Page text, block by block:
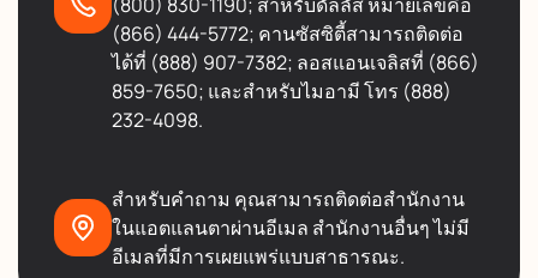
(866) 444-5772; คานซัสซิตี้สามารถติดต่อ
ได้ที่ (888) 907-7382; ลอสแอนเจลิสที่ (866)
859-7650; และสำหรับไมอามี โทร (888)
232-4098.
สำหรับคำถาม คุณสามารถติดต่อสำนักงาน
ในแอตแลนตาผ่านอีเมล สำนักงานอื่นๆ ไม่มี
อีเมลที่มีการเผยแพร่แบบสาธารณะ.